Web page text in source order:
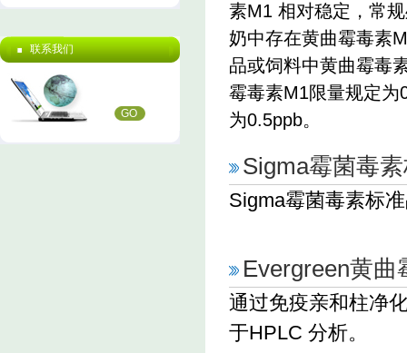
联系我们
GO
素M1 相对稳定，常
奶中存在黄曲霉毒素
品或饲料中黄曲霉毒
霉毒素M1限量规定
为0.5ppb。
Sigma霉菌毒
Sigma霉菌毒素标
Evergreen黄
通过免疫亲和柱净
于HPLC 分析。